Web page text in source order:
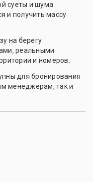
суеты и шума
и получить массу
на берегу
реальными
и номеров.
для бронирования
менеджерам, так и